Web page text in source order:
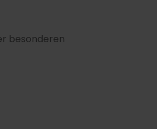
besonderen